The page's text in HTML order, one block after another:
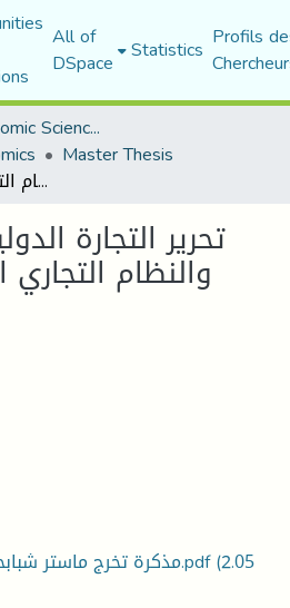
All of
DSpace Statistics Profils
Faculty of Economic Sciences, Commerce and Management Sciences
Master Thesis
تحرير التجارة الدولية بين الإقليمية والنظام التجاري المتعدد الأطراف
تحرير التجارة
والنظام
مذكرة تخرج ماستر شبابحي نصيرة ورحاحلة سميحة.pdf(2.05